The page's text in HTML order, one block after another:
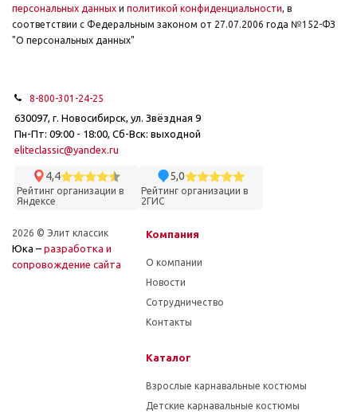
персональных данных и политикой конфиденциальности, в
соответствии с Федеральным законом от 27.07.2006 года №152-ФЗ
"О персональных данных"
8-800-301-24-25
630097, г. Новосибирск, ул. Звёздная 9
Пн-Пт: 09:00 - 18:00, Сб-Вск: выходной
eliteclassic@yandex.ru
4,4
Рейтинг организации в
Яндексе
5,0
Рейтинг организации в
2ГИС
2026 © Элит классик
Юка – разработка и
cопровождение сайта
Компания
О компании
Новости
Сотрудничество
Контакты
Каталог
Взрослые карнавальные костюмы
Детские карнавальные костюмы